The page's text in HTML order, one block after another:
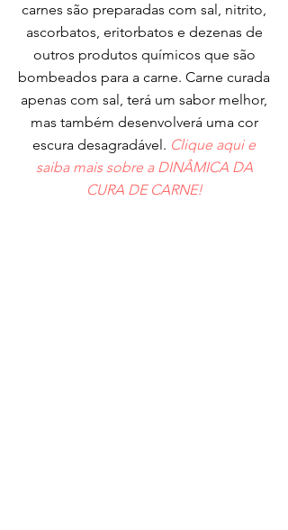
carnes são preparadas com sal, nitrito,
ascorbatos, eritorbatos e dezenas de
outros produtos químicos que são
bombeados para a carne. Carne curada
apenas com sal, terá um sabor melhor,
mas também desenvolverá uma cor
escura desagradável. Clique aqui e
saiba mais sobre a DINÂMICA DA
CURA DE CARNE!